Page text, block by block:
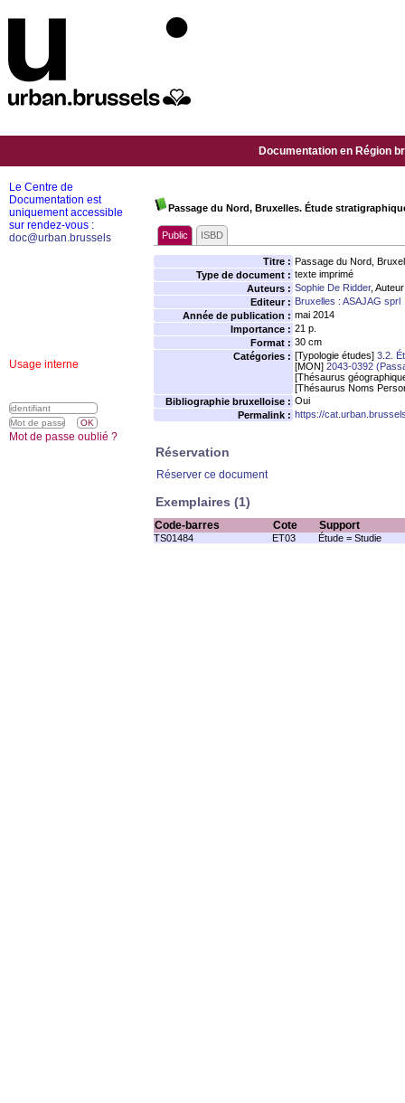
Documentation en Région
Passage du Nord, Bruxelles. Étude
Public ISBD
Titre : Passage du Nord,
Type de document : texte imprimé
Auteurs : Sophie De Ridder, Auteur
Editeur : Bruxelles : ASAJAG sprl
Année de publication : mai 2014
Importance : 21 p.
Format : 30 cm
Catégories : [Typologie études] 3.2.
[MON] 2043-0392
[Thésaurus
[Thésaurus Noms
Bibliographie bruxelloise : Oui
Permalink : https://
Réservation
Réserver ce document
Exemplaires (1)
Code-barres Cote Support
TS01484 ET03 Étude = Studie
Le Centre de
Documentation est
uniquement accessible
sur rendez-vous :
doc@urban.brussels
Usage interne
Mot de passe oublié ?